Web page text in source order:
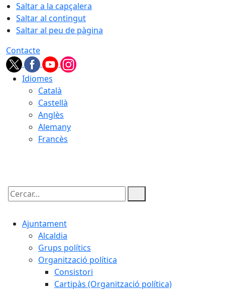
Saltar a la capçalera
Saltar al contingut
Saltar al peu de pàgina
Contacte
Idiomes
Català
Castellà
Anglès
Alemany
Francès
Cercar:
Ajuntament
Alcaldia
Grups polítics
Organització política
Consistori
Cartipàs (Organització política)